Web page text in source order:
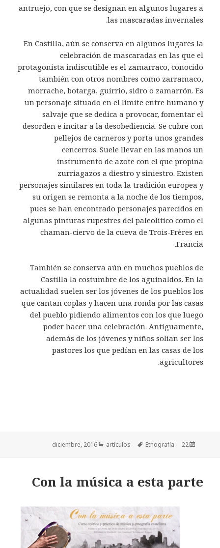
antruejo, con que se designan en algunos lugares a
las mascaradas invernales.
En Castilla, aún se conserva en algunos lugares la
celebración de mascaradas en las que el
protagonista indiscutible es el zamarraco, conocido
también con otros nombres como zarramaco,
morrache, botarga, guirrio, sidro o zamarrón. Es
un personaje situado en el límite entre humano y
salvaje que se dedica a provocar, fomentar el
desorden e incitar a la desobediencia. Se cubre con
pellejos de carneros y porta unos grandes
cencerros. Suele llevar en las manos un
instrumento de azote con el que propina
zurriagazos a diestro y siniestro. Existen
personajes similares en toda la tradición europea y
su origen se remonta a la noche de los tiempos,
pues se han encontrado personajes parecidos en
algunas pinturas rupestres del paleolítico como el
chaman-ciervo de la cueva de Trois-Frères en
Francia.
También se conserva aún en muchos pueblos de
Castilla la costumbre de los aguinaldos. En la
actualidad suelen ser los jóvenes de los pueblos los
que cantan coplas y hacen una ronda por las casas
del pueblo pidiendo alimentos con los que luego
poder hacer una celebración. Antiguamente,
además de los jóvenes y niños solían ser los
pastores los que pedían en las casas de los
agricultores.
Publicado
22 diciembre, 2016
Categorías artículosEtiquetas Etnografía
Con la música a esta parte